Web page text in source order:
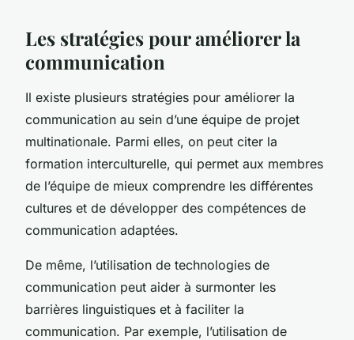
Les stratégies pour améliorer la
communication
Il existe plusieurs stratégies pour améliorer la
communication au sein d’une équipe de projet
multinationale. Parmi elles, on peut citer la
formation interculturelle, qui permet aux membres
de l’équipe de mieux comprendre les différentes
cultures et de développer des compétences de
communication adaptées.
De même, l’utilisation de technologies de
communication peut aider à surmonter les
barrières linguistiques et à faciliter la
communication. Par exemple, l’utilisation de